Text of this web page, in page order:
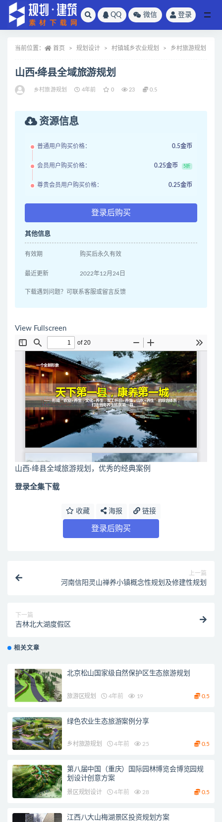
QQ 微信 登录
当前位置： 首页 规划设计 村镇城乡农业规划 乡村旅游规划
山西·绛县全域旅游规划
乡村旅游规划 4年前 0 23 0.5
资源信息
普通用户购买价格： 0.5金币
会员用户购买价格： 0.25金币 5折
尊贵会员用户购买价格： 0.25金币
登录后购买
其他信息
有效期 购买后永久有效
最近更新 2022年12月24日
下载遇到问题？可联系客服或留言反馈
View Fullscreen
山西·绛县全域旅游规划，优秀的经典案例
登录全集下载
收藏 海报 链接
登录后购买
上一篇
河南信阳灵山禅养小镇概念性规划及修建性规划
下一篇
吉林北大湖度假区
相关文章
北京松山国家级自然保护区生态旅游规划
旅游区规划 4年前 19 0.5
绿色农业生态旅游案例分享
乡村旅游规划 4年前 25 0.5
第八届中国（重庆）国际园林博览会博览园规
划设计创意方案
景区规划设计 4年前 28 0.5
江西八大山梅湖景区投资规划方案
全部